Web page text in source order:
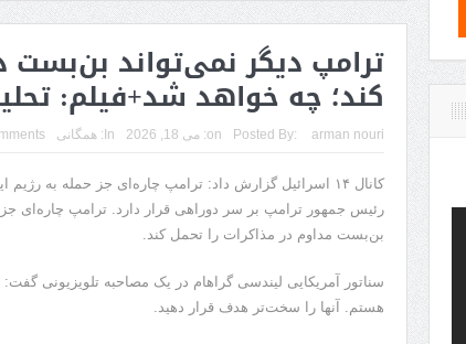
ترامپ دیگر نمی‌تواند بن‌بست
کند؛ چه خواهد شد+فیلم:
Posted By: arman nouri
on: می 18, 2026 In: همگانی
کانال ۱۴ اسرائیل گزارش داد: ترامپ چاره‌ای جز حمله به
رئیس جمهور ترامپ بر سر دوراهی قرار دارد. ترامپ چاره‌ای جز
بن‌بست مداوم در مذاکرات را تحمل کند.
سناتور آمریکایی لیندسی گراهام در یک مصاحبه تلویزیونی
هستم. آنها را سخت‌تر هدف قرار دهید.